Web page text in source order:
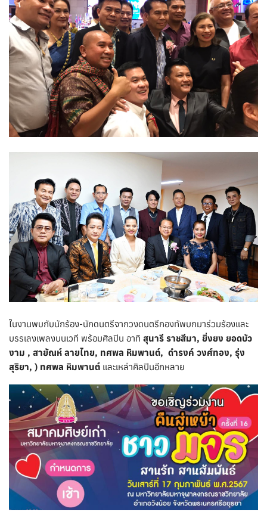
ในงานพบกับนักร้อง-นักดนตรีจากวงดนตรีกองทัพบกมาร่วมร้องและ
บรรเลงเพลงบนเวที พร้อมศิลปิน อาทิ สุนารี ราชสีมา, ยิ่งยง ยอดบัว
งาม , สายัณห์ ลายไทย, ทศพล หิมพานต์, ดำรงค์ วงศ์ทอง, รุ่ง
สุริยา, ) ทศพล หิมพานต์ และเหล่าศิลปินอีกหลาย